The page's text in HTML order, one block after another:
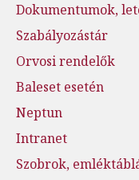
Dokumentumok,
Szabályozástár
Orvosi rendelők
Baleset esetén
Neptun
Intranet
Szobrok,